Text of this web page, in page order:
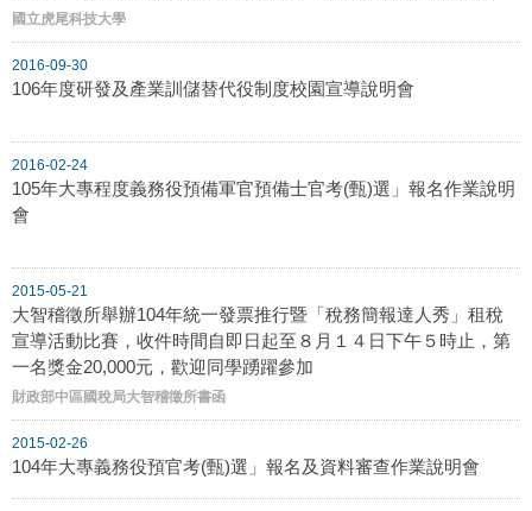
國立虎尾科技大學
2016-09-30
106年度研發及產業訓儲替代役制度校園宣導說明會
2016-02-24
105年大專程度義務役預備軍官預備士官考(甄)選」報名作業說明
會
2015-05-21
大智稽徵所舉辦104年統一發票推行暨「稅務簡報達人秀」租稅
宣導活動比賽，收件時間自即日起至８月１４日下午５時止，第
一名獎金20,000元，歡迎同學踴躍參加
財政部中區國稅局大智稽徵所書函
2015-02-26
104年大專義務役預官考(甄)選」報名及資料審查作業說明會